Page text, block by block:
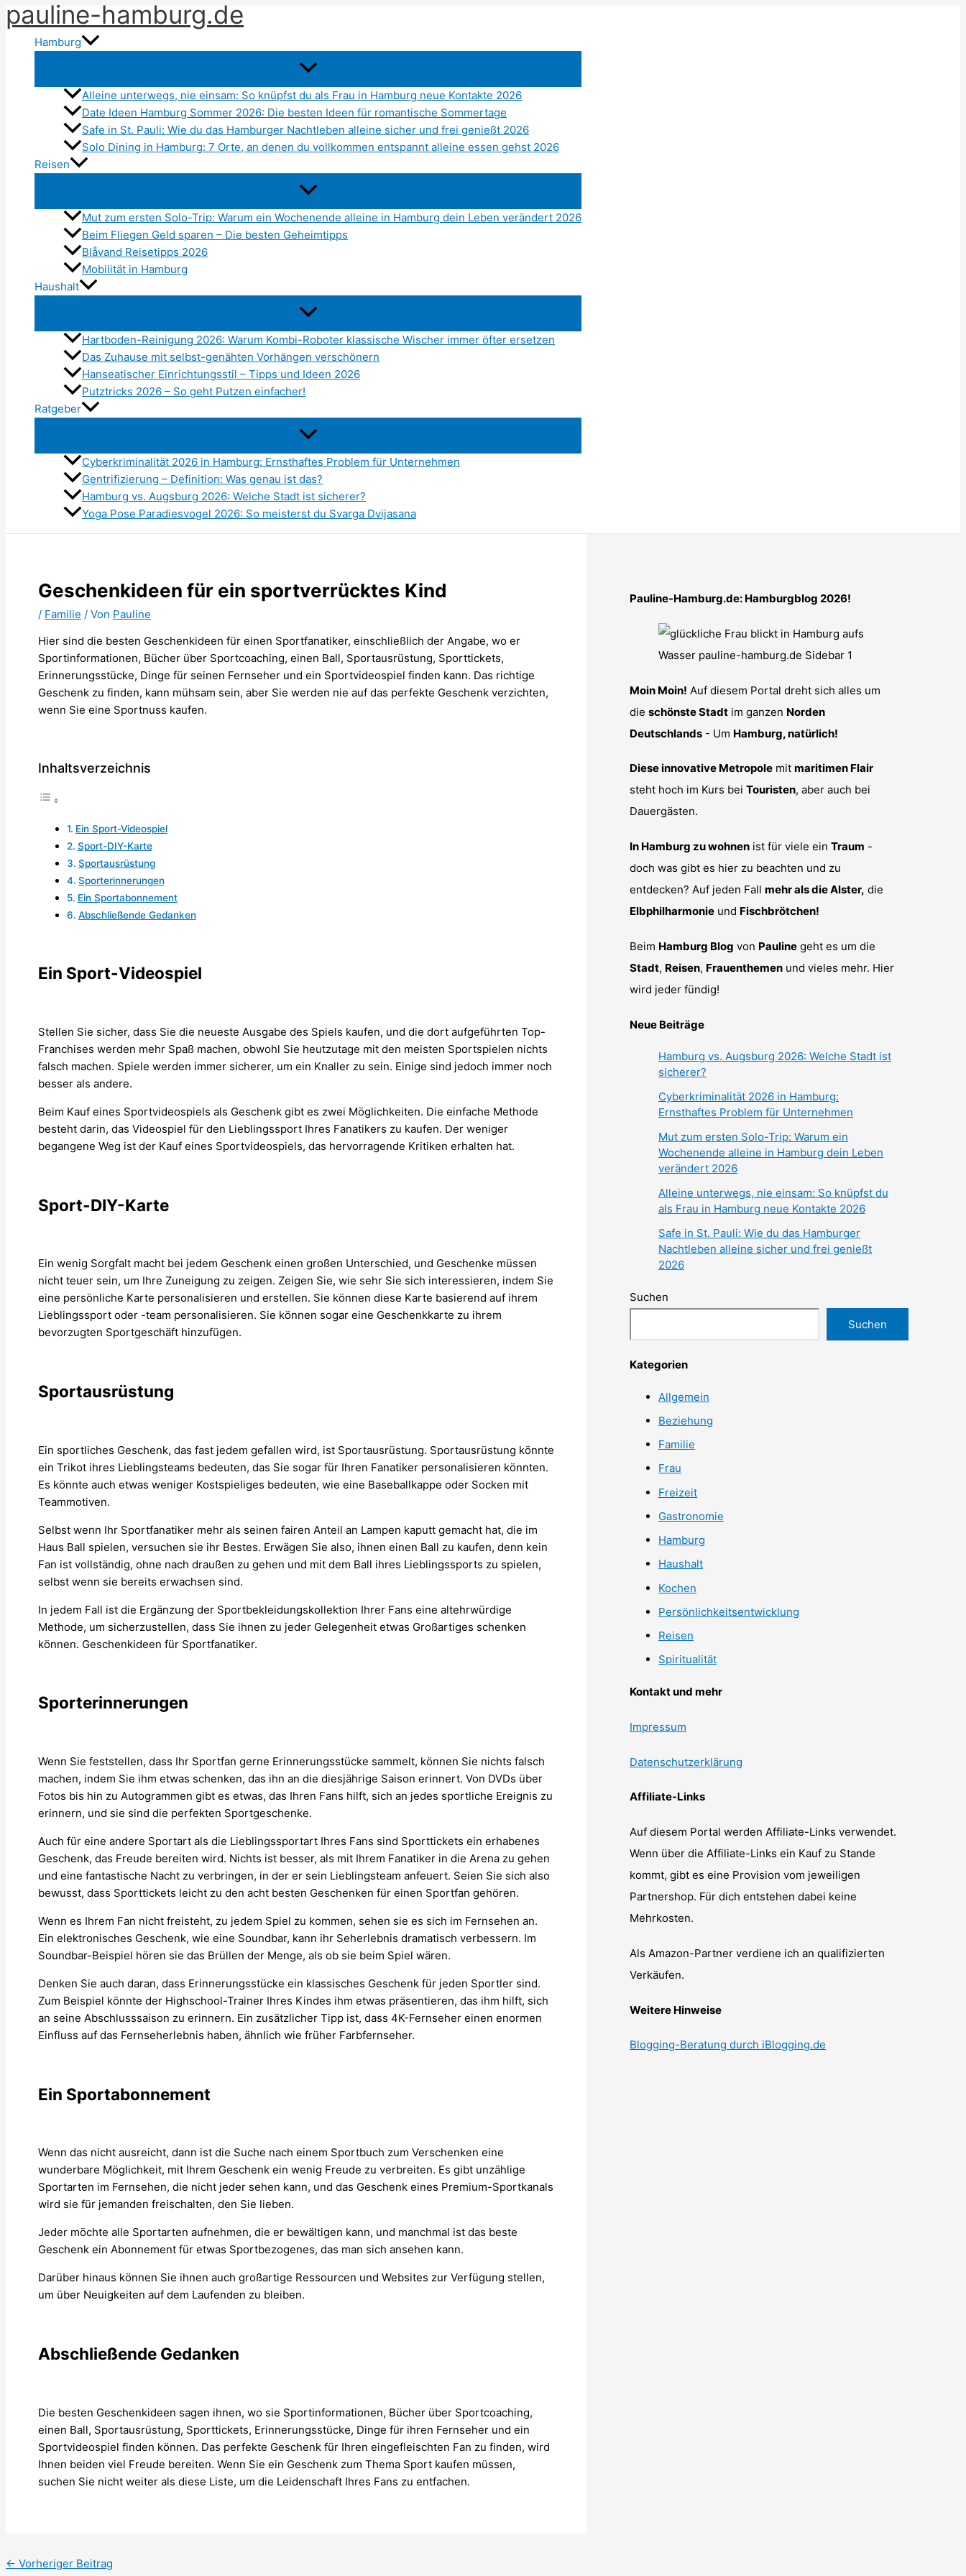
Zum
Inhalt
springen
pauline-hamburg.de
Hamburg
Alleine unterwegs, nie einsam: So knüpfst du als Frau in Hamburg neue Kontakte 2026
Date Ideen Hamburg Sommer 2026: Die besten Ideen für romantische Sommertage
Safe in St. Pauli: Wie du das Hamburger Nachtleben alleine sicher und frei genießt 2026
Solo Dining in Hamburg: 7 Orte, an denen du vollkommen entspannt alleine essen gehst 2026
Reisen
Mut zum ersten Solo-Trip: Warum ein Wochenende alleine in Hamburg dein Leben verändert 2026
Beim Fliegen Geld sparen – Die besten Geheimtipps
Blåvand Reisetipps 2026
Mobilität in Hamburg
Haushalt
Hartboden-Reinigung 2026: Warum Kombi-Roboter klassische Wischer immer öfter ersetzen
Das Zuhause mit selbst-genähten Vorhängen verschönern
Hanseatischer Einrichtungsstil – Tipps und Ideen 2026
Putztricks 2026 – So geht Putzen einfacher!
Ratgeber
Cyberkriminalität 2026 in Hamburg: Ernsthaftes Problem für Unternehmen
Gentrifizierung – Definition: Was genau ist das?
Hamburg vs. Augsburg 2026: Welche Stadt ist sicherer?
Yoga Pose Paradiesvogel 2026: So meisterst du Svarga Dvijasana
Geschenkideen für ein sportverrücktes Kind
/ Familie / Von Pauline
Hier sind die besten Geschenkideen für einen Sportfanatiker, einschließlich der Angabe, wo er
Sportinformationen, Bücher über Sportcoaching, einen Ball, Sportausrüstung, Sporttickets,
Erinnerungsstücke, Dinge für seinen Fernseher und ein Sportvideospiel finden kann. Das richtige
Geschenk zu finden, kann mühsam sein, aber Sie werden nie auf das perfekte Geschenk verzichten,
wenn Sie eine Sportnuss kaufen.
Inhaltsverzeichnis
Ein Sport-Videospiel
Sport-DIY-Karte
Sportausrüstung
Sporterinnerungen
Ein Sportabonnement
Abschließende Gedanken
Ein Sport-Videospiel
Stellen Sie sicher, dass Sie die neueste Ausgabe des Spiels kaufen, und die dort aufgeführten Top-
Franchises werden mehr Spaß machen, obwohl Sie heutzutage mit den meisten Sportspielen nichts
falsch machen. Spiele werden immer sicherer, um ein Knaller zu sein. Einige sind jedoch immer noch
besser als andere.
Beim Kauf eines Sportvideospiels als Geschenk gibt es zwei Möglichkeiten. Die einfache Methode
besteht darin, das Videospiel für den Lieblingssport Ihres Fanatikers zu kaufen. Der weniger
begangene Weg ist der Kauf eines Sportvideospiels, das hervorragende Kritiken erhalten hat.
Sport-DIY-Karte
Ein wenig Sorgfalt macht bei jedem Geschenk einen großen Unterschied, und Geschenke müssen
nicht teuer sein, um Ihre Zuneigung zu zeigen. Zeigen Sie, wie sehr Sie sich interessieren, indem Sie
eine persönliche Karte personalisieren und erstellen. Sie können diese Karte basierend auf ihrem
Lieblingssport oder -team personalisieren. Sie können sogar eine Geschenkkarte zu ihrem
bevorzugten Sportgeschäft hinzufügen.
Sportausrüstung
Ein sportliches Geschenk, das fast jedem gefallen wird, ist Sportausrüstung. Sportausrüstung könnte
ein Trikot ihres Lieblingsteams bedeuten, das Sie sogar für Ihren Fanatiker personalisieren könnten.
Es könnte auch etwas weniger Kostspieliges bedeuten, wie eine Baseballkappe oder Socken mit
Teammotiven.
Selbst wenn Ihr Sportfanatiker mehr als seinen fairen Anteil an Lampen kaputt gemacht hat, die im
Haus Ball spielen, versuchen sie ihr Bestes. Erwägen Sie also, ihnen einen Ball zu kaufen, denn kein
Fan ist vollständig, ohne nach draußen zu gehen und mit dem Ball ihres Lieblingssports zu spielen,
selbst wenn sie bereits erwachsen sind.
In jedem Fall ist die Ergänzung der Sportbekleidungskollektion Ihrer Fans eine altehrwürdige
Methode, um sicherzustellen, dass Sie ihnen zu jeder Gelegenheit etwas Großartiges schenken
können. Geschenkideen für Sportfanatiker.
Sporterinnerungen
Wenn Sie feststellen, dass Ihr Sportfan gerne Erinnerungsstücke sammelt, können Sie nichts falsch
machen, indem Sie ihm etwas schenken, das ihn an die diesjährige Saison erinnert. Von DVDs über
Fotos bis hin zu Autogrammen gibt es etwas, das Ihren Fans hilft, sich an jedes sportliche Ereignis zu
erinnern, und sie sind die perfekten Sportgeschenke.
Auch für eine andere Sportart als die Lieblingssportart Ihres Fans sind Sporttickets ein erhabenes
Geschenk, das Freude bereiten wird. Nichts ist besser, als mit Ihrem Fanatiker in die Arena zu gehen
und eine fantastische Nacht zu verbringen, in der er sein Lieblingsteam anfeuert. Seien Sie sich also
bewusst, dass Sporttickets leicht zu den acht besten Geschenken für einen Sportfan gehören.
Wenn es Ihrem Fan nicht freisteht, zu jedem Spiel zu kommen, sehen sie es sich im Fernsehen an.
Ein elektronisches Geschenk, wie eine Soundbar, kann ihr Seherlebnis dramatisch verbessern. Im
Soundbar-Beispiel hören sie das Brüllen der Menge, als ob sie beim Spiel wären.
Denken Sie auch daran, dass Erinnerungsstücke ein klassisches Geschenk für jeden Sportler sind.
Zum Beispiel könnte der Highschool-Trainer Ihres Kindes ihm etwas präsentieren, das ihm hilft, sich
an seine Abschlusssaison zu erinnern. Ein zusätzlicher Tipp ist, dass 4K-Fernseher einen enormen
Einfluss auf das Fernseherlebnis haben, ähnlich wie früher Farbfernseher.
Ein Sportabonnement
Wenn das nicht ausreicht, dann ist die Suche nach einem Sportbuch zum Verschenken eine
wunderbare Möglichkeit, mit Ihrem Geschenk ein wenig Freude zu verbreiten. Es gibt unzählige
Sportarten im Fernsehen, die nicht jeder sehen kann, und das Geschenk eines Premium-Sportkanals
wird sie für jemanden freischalten, den Sie lieben.
Jeder möchte alle Sportarten aufnehmen, die er bewältigen kann, und manchmal ist das beste
Geschenk ein Abonnement für etwas Sportbezogenes, das man sich ansehen kann.
Darüber hinaus können Sie ihnen auch großartige Ressourcen und Websites zur Verfügung stellen,
um über Neuigkeiten auf dem Laufenden zu bleiben.
Abschließende Gedanken
Die besten Geschenkideen sagen ihnen, wo sie Sportinformationen, Bücher über Sportcoaching,
einen Ball, Sportausrüstung, Sporttickets, Erinnerungsstücke, Dinge für ihren Fernseher und ein
Sportvideospiel finden können. Das perfekte Geschenk für Ihren eingefleischten Fan zu finden, wird
Ihnen beiden viel Freude bereiten. Wenn Sie ein Geschenk zum Thema Sport kaufen müssen,
suchen Sie nicht weiter als diese Liste, um die Leidenschaft Ihres Fans zu entfachen.
← Vorheriger Beitrag
Pauline-Hamburg.de: Hamburgblog 2026!
Moin Moin! Auf diesem Portal dreht sich alles um
die schönste Stadt im ganzen Norden
Deutschlands - Um Hamburg, natürlich!
Diese innovative Metropole mit maritimen Flair
steht hoch im Kurs bei Touristen, aber auch bei
Dauergästen.
In Hamburg zu wohnen ist für viele ein Traum -
doch was gibt es hier zu beachten und zu
entdecken? Auf jeden Fall mehr als die Alster, die
Elbphilharmonie und Fischbrötchen!
Beim Hamburg Blog von Pauline geht es um die
Stadt, Reisen, Frauenthemen und vieles mehr. Hier
wird jeder fündig!
Neue Beiträge
Hamburg vs. Augsburg 2026: Welche Stadt ist
sicherer?
Cyberkriminalität 2026 in Hamburg:
Ernsthaftes Problem für Unternehmen
Mut zum ersten Solo-Trip: Warum ein
Wochenende alleine in Hamburg dein Leben
verändert 2026
Alleine unterwegs, nie einsam: So knüpfst du
als Frau in Hamburg neue Kontakte 2026
Safe in St. Pauli: Wie du das Hamburger
Nachtleben alleine sicher und frei genießt
2026
Suchen
Suchen
Kategorien
Allgemein
Beziehung
Familie
Frau
Freizeit
Gastronomie
Hamburg
Haushalt
Kochen
Persönlichkeitsentwicklung
Reisen
Spiritualität
Kontakt und mehr
Impressum
Datenschutzerklärung
Affiliate-Links
Auf diesem Portal werden Affiliate-Links verwendet.
Wenn über die Affiliate-Links ein Kauf zu Stande
kommt, gibt es eine Provision vom jeweiligen
Partnershop. Für dich entstehen dabei keine
Mehrkosten.
Als Amazon-Partner verdiene ich an qualifizierten
Verkäufen.
Weitere Hinweise
Blogging-Beratung durch iBlogging.de